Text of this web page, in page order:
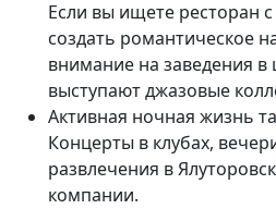
Если вы ищете ресторан
создать романтическое
внимание на заведения
выступают джазовые
Активная ночная жизнь
Концерты в клубах,
развлечения в
компании.